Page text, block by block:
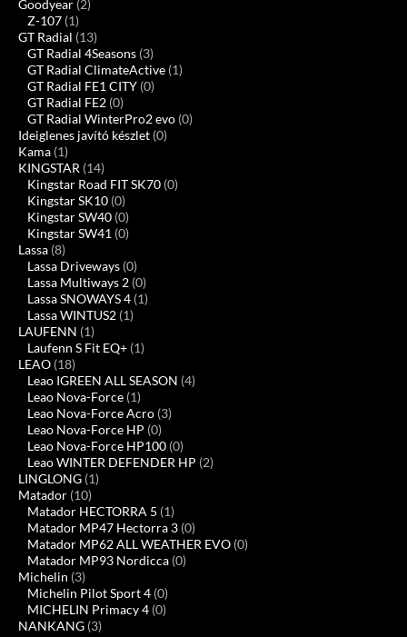
Goodyear (2)
Z-107 (1)
GT Radial (13)
GT Radial 4Seasons (3)
GT Radial ClimateActive (1)
GT Radial FE1 CITY (0)
GT Radial FE2 (0)
GT Radial WinterPro2 evo (0)
Ideiglenes javító készlet (0)
Kama (1)
KINGSTAR (14)
Kingstar Road FIT SK70 (0)
Kingstar SK10 (0)
Kingstar SW40 (0)
Kingstar SW41 (0)
Lassa (8)
Lassa Driveways (0)
Lassa Multiways 2 (0)
Lassa SNOWAYS 4 (1)
Lassa WINTUS2 (1)
LAUFENN (1)
Laufenn S Fit EQ+ (1)
LEAO (18)
Leao IGREEN ALL SEASON (4)
Leao Nova-Force (1)
Leao Nova-Force Acro (3)
Leao Nova-Force HP (0)
Leao Nova-Force HP100 (0)
Leao WINTER DEFENDER HP (2)
LINGLONG (1)
Matador (10)
Matador HECTORRA 5 (1)
Matador MP47 Hectorra 3 (0)
Matador MP62 ALL WEATHER EVO (0)
Matador MP93 Nordicca (0)
Michelin (3)
Michelin Pilot Sport 4 (0)
MICHELIN Primacy 4 (0)
NANKANG (3)